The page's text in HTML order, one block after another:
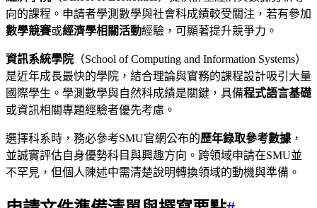
向的課程。申請者學測數學與社會科成績較受關注，若有參加
數學競賽或經濟學相關活動經驗，可顯著提升競爭力。
資訊系統學院 （School of Computing and Information Systems）
是近年成長最快的學院，結合理論與實務的課程設計吸引大量
國際學生。學測數學與自然科成績是關鍵，具備程式語言基礎
或資訊相關專題經驗者優先考慮。
選擇科系時，務必參考SMU官網公布的歷年錄取參考數據 ，
並誠實評估自身優勢科目與興趣方向。跨領域申請在SMU並
不罕見，但個人陳述中需清楚說明轉換領域的動機與準備。